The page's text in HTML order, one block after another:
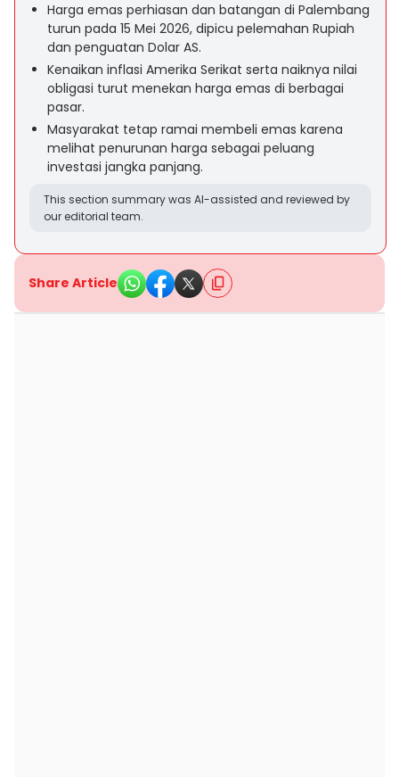
Harga emas perhiasan dan batangan di Palembang
turun pada 15 Mei 2026, dipicu pelemahan Rupiah
dan penguatan Dolar AS.
Kenaikan inflasi Amerika Serikat serta naiknya nilai
obligasi turut menekan harga emas di berbagai
pasar.
Masyarakat tetap ramai membeli emas karena
melihat penurunan harga sebagai peluang
investasi jangka panjang.
This section summary was AI-assisted and reviewed by
our editorial team.
Share Article